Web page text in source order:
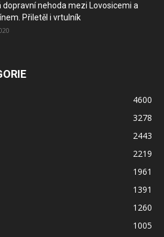
dopravní nehoda mezi Lovosicemi a
Přiletěl i vrtulník
4600
3278
2443
2219
1961
1391
1260
1005